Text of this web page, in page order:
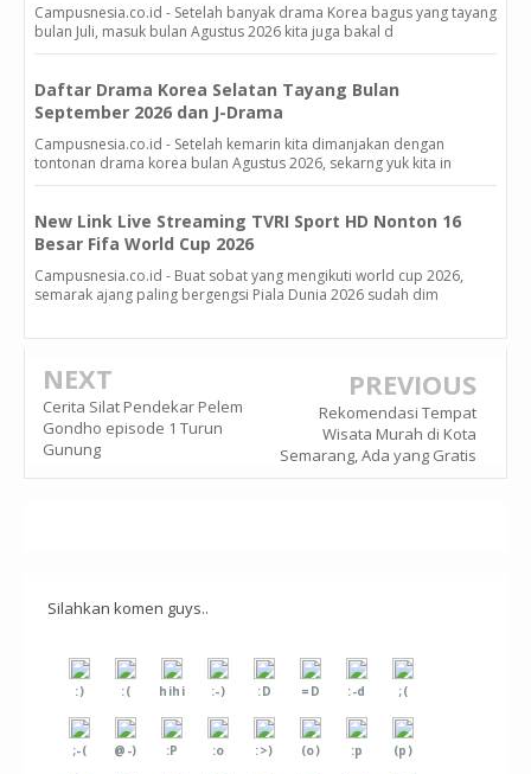
Campusnesia.co.id - Setelah banyak drama Korea bagus yang tayang
bulan Juli, masuk bulan Agustus 2026 kita juga bakal d
Daftar Drama Korea Selatan Tayang Bulan
September 2026 dan J-Drama
Campusnesia.co.id - Setelah kemarin kita dimanjakan dengan
tontonan drama korea bulan Agustus 2026, sekarng yuk kita in
New Link Live Streaming TVRI Sport HD Nonton 16
Besar Fifa World Cup 2026
Campusnesia.co.id - Buat sobat yang mengikuti world cup 2026,
semarak ajang paling bergengsi Piala Dunia 2026 sudah dim
NEXT
Cerita Silat Pendekar Pelem
Gondho episode 1 Turun
Gunung
PREVIOUS
Rekomendasi Tempat
Wisata Murah di Kota
Semarang, Ada yang Gratis
Silahkan komen guys..
:) :( hihi :-) :D =D :-d ;(
;-( @-) :P :o :>) (o) :p (p)